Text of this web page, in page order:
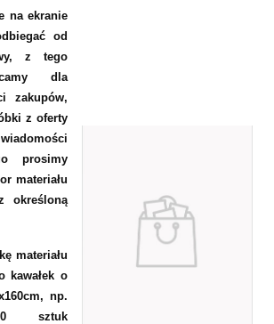
na ekranie
od
z tego
dla
zakupów,
z oferty
prosimy
materiału
określoną
materiału
kawałek o
np.
sztuk